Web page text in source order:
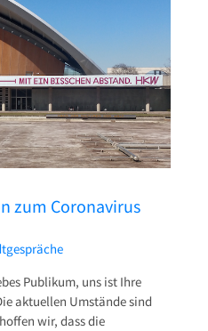
zum Coronavirus
Publikum, uns ist Ihre
aktuellen Umstände sind
wir, dass die